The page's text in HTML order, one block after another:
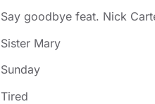
Say goodbye feat. Nick
Sister Mary
Sunday
Tired